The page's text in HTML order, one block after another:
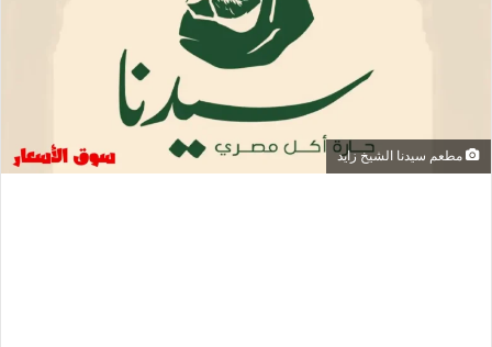
مطعم سيدنا الشيخ زايد